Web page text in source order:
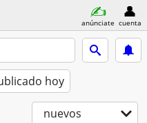
anúnciate cuenta
hoy
nuevos